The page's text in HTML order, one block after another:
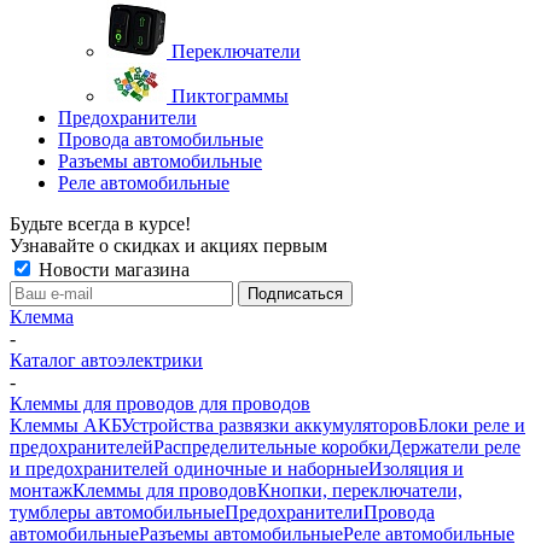
Переключатели
Пиктограммы
Предохранители
Провода автомобильные
Разъемы автомобильные
Реле автомобильные
Будьте всегда в курсе!
Узнавайте о скидках и акциях первым
Новости магазина
Клемма
-
Каталог автоэлектрики
-
Клеммы для проводов для проводов
Клеммы АКБУстройства развязки аккумуляторовБлоки реле и
предохранителейРаспределительные коробкиДержатели реле
и предохранителей одиночные и наборныеИзоляция и
монтажКлеммы для проводовКнопки, переключатели,
тумблеры автомобильныеПредохранителиПровода
автомобильныеРазъемы автомобильныеРеле автомобильные